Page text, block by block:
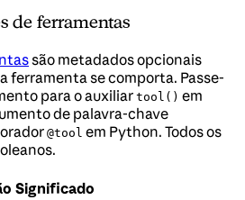
de ferramentas
são metadados opcionais
ferramenta se comporta. Passe-
para o auxiliar tool() em
de palavra-chave
@tool em Python. Todos os
Significado